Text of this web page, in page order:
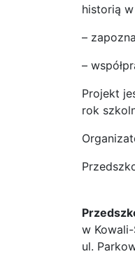
historią
–
–
Projekt
rok
w
ul.